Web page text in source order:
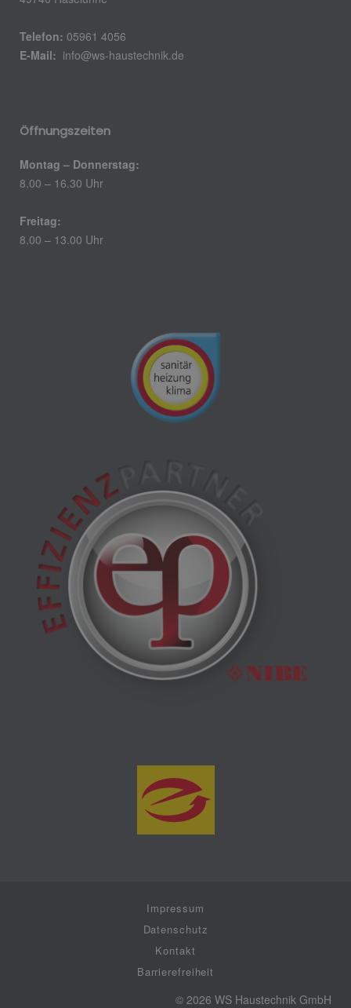
Telefon: 05961 4056
E-Mail: info@ws-haustechnik.de
Öffnungszeiten
Montag – Donnerstag:
8.00 – 16.30 Uhr
Freitag:
8.00 – 13.00 Uhr
Impressum
Datenschutz
Kontakt
Barrierefreiheit
© 2026 WS Haustechnik GmbH